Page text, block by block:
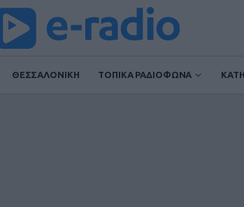
ΘΕΣΣΑΛΟΝΙΚΗ ΤΟΠΙΚΑ ΡΑΔΙΟΦΩΝΑ